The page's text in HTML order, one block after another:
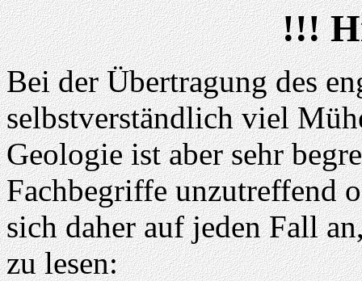
!!!
Bei der Übertragung des
selbstverständlich viel
Geologie ist aber sehr
Fachbegriffe unzutreffend
sich daher auf jeden Fall
zu lesen: